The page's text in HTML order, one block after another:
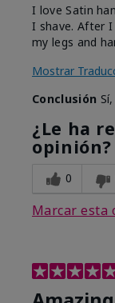
I love Satin
I shave. After
my legs and
Mostrar
Conclusión
¿Le ha
opinión?
0
Marcar esta